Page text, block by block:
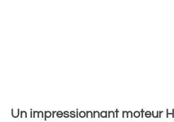
Un impressionnant moteur